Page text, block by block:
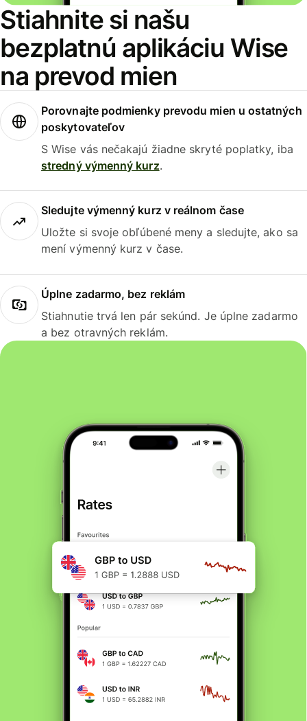
Stiahnite si našu
bezplatnú aplikáciu Wise
na prevod mien
Porovnajte podmienky prevodu mien u ostatných
poskytovateľov
S Wise vás nečakajú žiadne skryté poplatky, iba
stredný výmenný kurz.
Sledujte výmenný kurz v reálnom čase
Uložte si svoje obľúbené meny a sledujte, ako sa
mení výmenný kurz v čase.
Úplne zadarmo, bez reklám
Stiahnutie trvá len pár sekúnd. Je úplne zadarmo
a bez otravných reklám.